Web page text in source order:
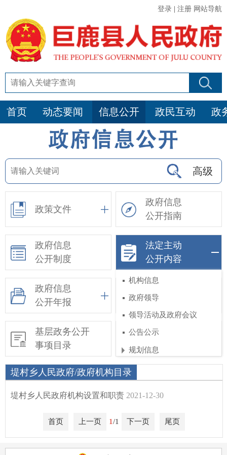
登录 注册 网站导航
首页 动态要闻 信息公开 政民互动 政
高级
政策文件
政府信息
公开指南
政府信息
公开制度
法定主动
公开内容
机构信息
政府领导
领导活动及政府会议
公告公示
规划信息
工作部署
涉企行政检查公示专栏
政府信息
公开年报
依申请公开
基层政务公开
事项目录
惠民惠农财政补贴
信息公开专栏
堤村乡人民政府/政府机构目录
堤村乡人民政府机构设置和职责 2021-12-30
首页 上一页 1/1 下一页 尾页